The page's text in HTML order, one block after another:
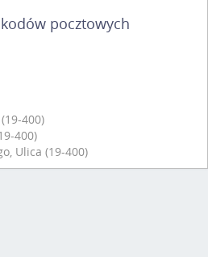
pocztowych
400)
400)
Ulica (19-400)